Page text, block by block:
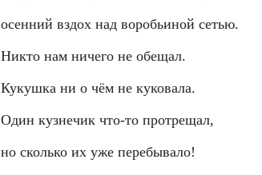
осенний вздох над воробьиной сетью.
Никто нам ничего не обещал.
Кукушка ни о чём не куковала.
Один кузнечик что-то протрещал,
но сколько их уже перебывало!